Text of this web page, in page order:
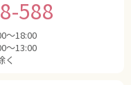
588
〜18:00
〜13:00
く